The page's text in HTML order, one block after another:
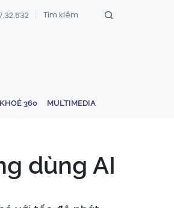
360 MULTIMEDIA
dùng AI